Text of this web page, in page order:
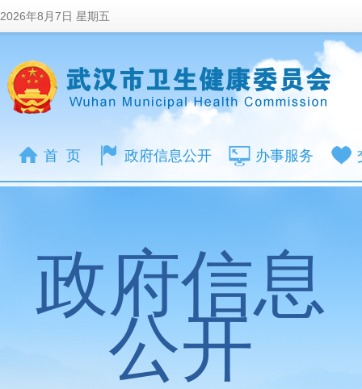
2026年8月7日 星期五
首 页 政府信息公开 办事服务
政府信息
公开